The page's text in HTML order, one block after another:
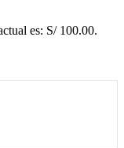
es: S/ 100.00.